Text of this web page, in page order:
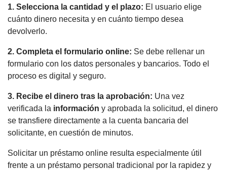
1. Selecciona la cantidad y el plazo: El usuario elige
cuánto dinero necesita y en cuánto tiempo desea
devolverlo.
2. Completa el formulario online: Se debe rellenar un
formulario con los datos personales y bancarios. Todo el
proceso es digital y seguro.
3. Recibe el dinero tras la aprobación: Una vez
verificada la información y aprobada la solicitud, el dinero
se transfiere directamente a la cuenta bancaria del
solicitante, en cuestión de minutos.
Solicitar un préstamo online resulta especialmente útil
frente a un préstamo personal tradicional por la rapidez y